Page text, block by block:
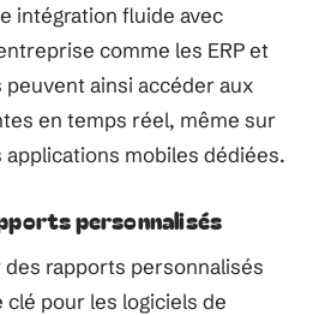
intégration fluide avec
comme les ERP et
peuvent ainsi accéder aux
en temps réel, même sur
applications mobiles dédiées.
personnalisés
des rapports personnalisés
pour les logiciels de